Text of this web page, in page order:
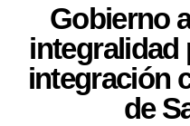
Gobierno
integralidad
integración
de